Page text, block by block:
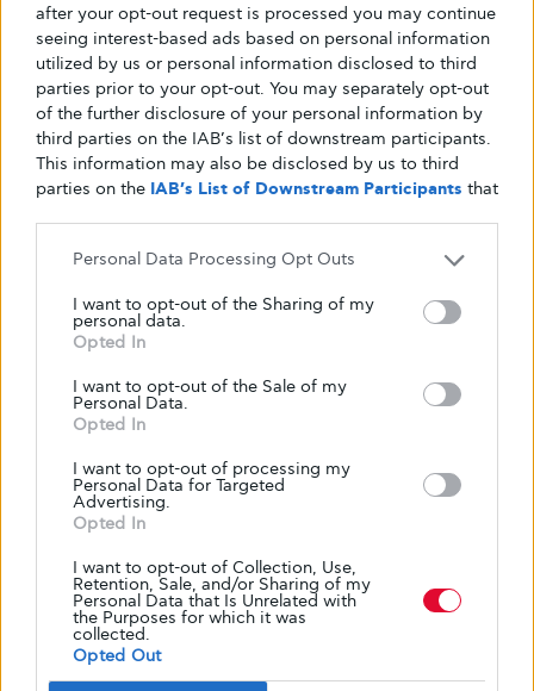
after your opt-out request is processed you may continue
seeing interest-based ads based on personal information
utilized by us or personal information disclosed to third
parties prior to your opt-out. You may separately opt-out
of the further disclosure of your personal information by
third parties on the IAB’s list of downstream participants.
This information may also be disclosed by us to third
parties on the IAB’s List of Downstream Participants that
Personal Data Processing Opt Outs
I want to opt-out of the Sharing of my
personal data.
Opted In
I want to opt-out of the Sale of my
Personal Data.
Opted In
I want to opt-out of processing my
Personal Data for Targeted
Advertising.
Opted In
I want to opt-out of Collection, Use,
Retention, Sale, and/or Sharing of my
Personal Data that Is Unrelated with
the Purposes for which it was
collected.
Opted Out
Η ΔΙΑΤΡΟΦΉ ΜΟΥ
Ποιους «κακούς» υδατάνθρακες
μπορείτε να τρώτε αν έχετε διαβήτη,
σύμφωνα με τους διαιτολόγους
υγιεινές επιλογές όταν έχετε διαβήτη
GLYKOULI 25 ΙΑΝΟΥΑΡΊΟΥ, 2024